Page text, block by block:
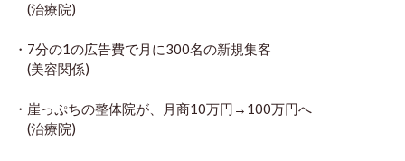
(治療院)
・7分の1の広告費で月に300名の新規集客
(美容関係)
・崖っぷちの整体院が、月商10万円→100万円へ
(治療院)